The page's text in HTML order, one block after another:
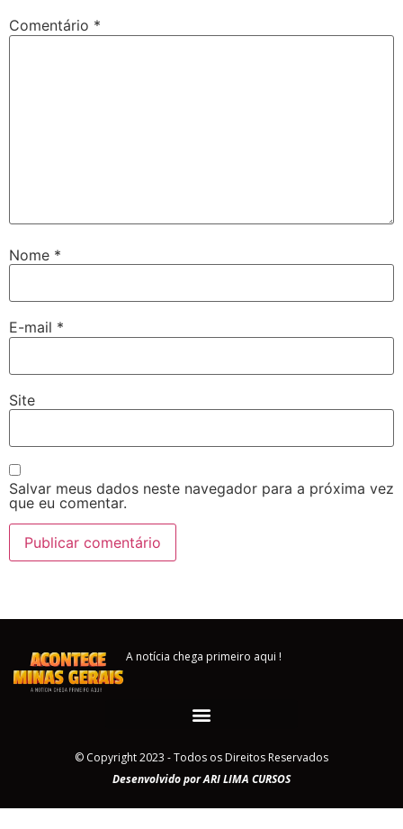
Comentário *
Nome *
E-mail *
Site
Salvar meus dados neste navegador para a próxima vez
que eu comentar.
A notícia chega primeiro aqui !
© Copyright 2023 - Todos os Direitos Reservados
Desenvolvido por ARI LIMA CURSOS